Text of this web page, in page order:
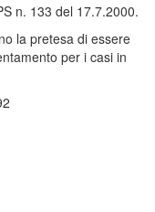
n. 133 del 17.7.2000.
la pretesa di essere
per i casi in